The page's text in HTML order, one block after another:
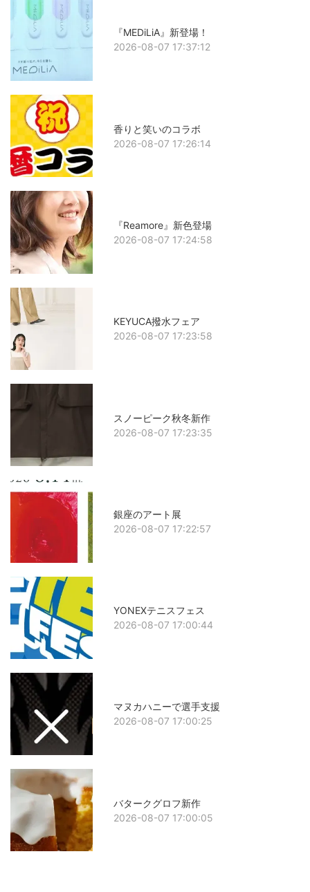
『MEDiLiA』新登場！
2026-08-07 17:37:12
香りと笑いのコラボ
2026-08-07 17:26:14
『Reamore』新色登場
2026-08-07 17:24:58
KEYUCA撥水フェア
2026-08-07 17:23:58
スノーピーク秋冬新作
2026-08-07 17:23:35
銀座のアート展
2026-08-07 17:22:57
YONEXテニスフェス
2026-08-07 17:00:44
マヌカハニーで選手支援
2026-08-07 17:00:25
バタークグロフ新作
2026-08-07 17:00:05